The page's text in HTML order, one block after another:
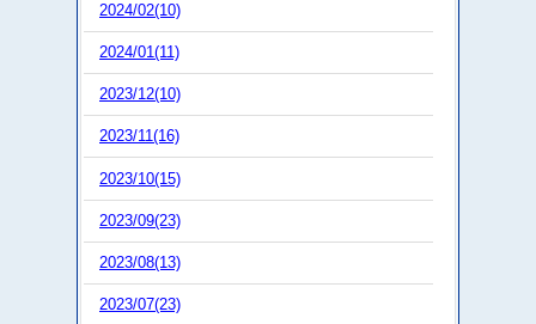
2024/02(10)
2024/01(11)
2023/12(10)
2023/11(16)
2023/10(15)
2023/09(23)
2023/08(13)
2023/07(23)